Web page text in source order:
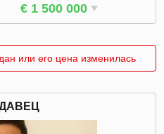
€ 1 500 000
или его цена изменилась